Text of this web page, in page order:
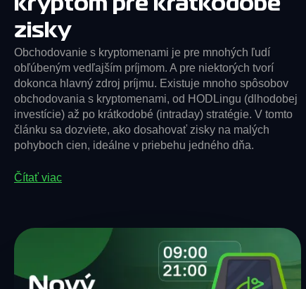
kryptom pre krátkodobé
zisky
Obchodovanie s kryptomenami je pre mnohých ľudí
obľúbeným vedľajším príjmom. A pre niektorých tvorí
dokonca hlavný zdroj príjmu. Existuje mnoho spôsobov
obchodovania s kryptomenami, od HODLingu (dlhodobej
investície) až po krátkodobé (intraday) stratégie. V tomto
článku sa dozviete, ako dosahovať zisky na malých
pohyboch cien, ideálne v priebehu jedného dňa.
Čítať viac